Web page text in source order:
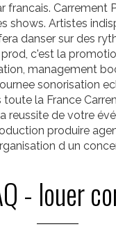
francais. Carrement
shows. Artistes
danser sur des
c'est la
management
sonorisation
toute la France
reussite de votre
produire
d un
- louer